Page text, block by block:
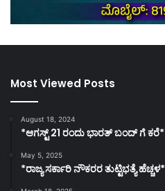
Most Viewed Posts
August 18, 2024
*ಆಗಸ್ಟ್ 21 ರಂದು ಭಾರತ್‌ ಬಂದ್‌ ಗೆ ಕರೆ*
May 5, 2025
*ರಾಜ್ಯ ಸರ್ಕಾರಿ ನೌಕರರ ತುಟ್ಟಿಭತ್ಯೆ ಹೆಚ್ಚಳ*